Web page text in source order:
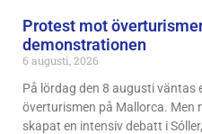
Protest mot
demonstrationen
6 augusti, 2026
På lördag den 8 augusti väntas
överturismen på Mallorca. Men
skapat en intensiv debatt i